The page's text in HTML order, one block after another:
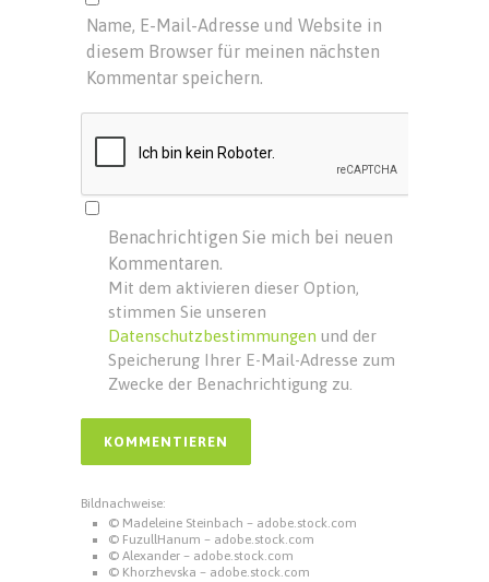
Name, E-Mail-Adresse und Website in
diesem Browser für meinen nächsten
Kommentar speichern.
Benachrichtigen Sie mich bei neuen
Kommentaren.
Mit dem aktivieren dieser Option,
stimmen Sie unseren
Datenschutzbestimmungen und der
Speicherung Ihrer E-Mail-Adresse zum
Zwecke der Benachrichtigung zu.
Bildnachweise:
© Madeleine Steinbach – adobe.stock.com
© FuzullHanum – adobe.stock.com
© Alexander – adobe.stock.com
© Khorzhevska – adobe.stock.com